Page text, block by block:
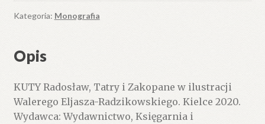
w
Eljasza-
Kategoria: Monografia
Opis
KUTY Radosław, Tatry i Zakopane w ilustracji
Walerego Eljasza-Radzikowskiego. Kielce 2020.
Wydawca: Wydawnictwo, Księgarnia i